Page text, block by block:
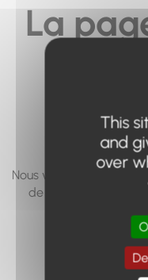
La
vous
Nous vous invitons à
de page, ou à
This
and
over